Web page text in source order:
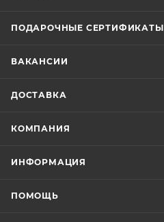
ПОДАРОЧНЫЕ СЕРТИФИКАТЫ
ВАКАНСИИ
ДОСТАВКА
КОМПАНИЯ
ИНФОРМАЦИЯ
ПОМОЩЬ